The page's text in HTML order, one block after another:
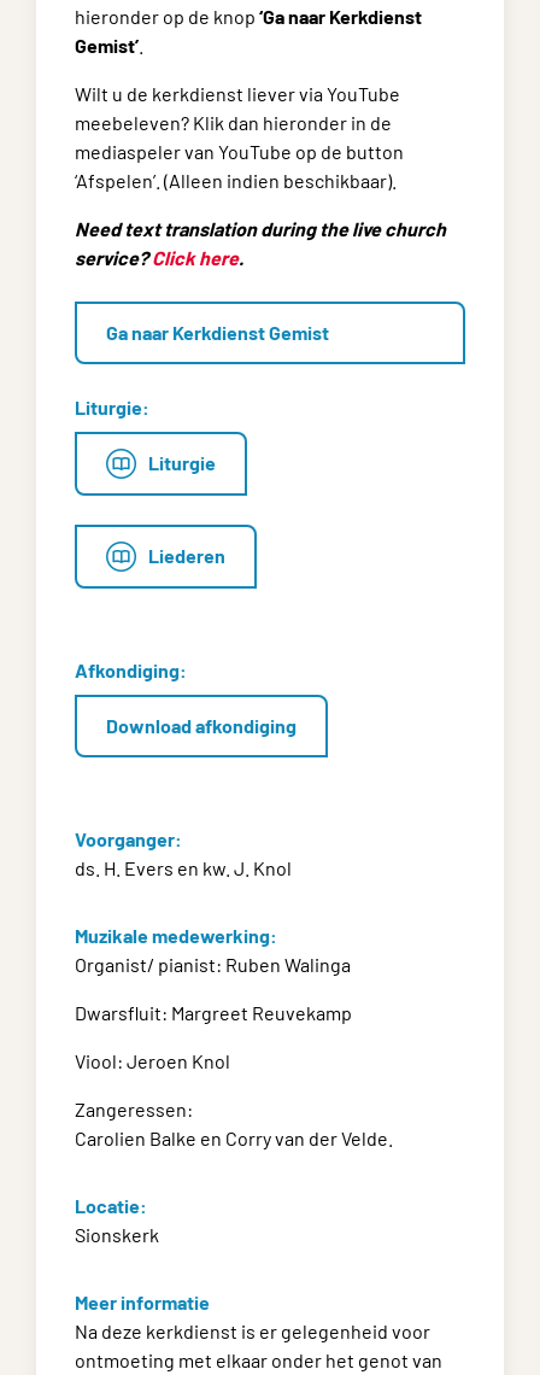
hieronder op de knop ‘Ga naar Kerkdienst
Gemist’
Wilt u de kerkdienst liever via YouTube
meebeleven? Klik dan hieronder in de
mediaspeler van YouTube op de button
‘Afspelen’. (Alleen indien beschikbaar).
Need text translation during the live church
service?Click here.
Ga naar Kerkdienst Gemist
Liturgie:
Liturgie
Liederen
Afkondiging:
Download afkondiging
Voorganger:
ds. H. Evers en kw. J. Knol
Muzikale medewerking:
Organist/ pianist: Ruben Walinga
Dwarsfluit: Margreet Reuvekamp
Viool: Jeroen Knol
Zangeressen:
Carolien Balke en Corry van der Velde.
Locatie:
Sionskerk
Meer informatie
Na deze kerkdienst is er gelegenheid voor
ontmoeting met elkaar onder het genot van